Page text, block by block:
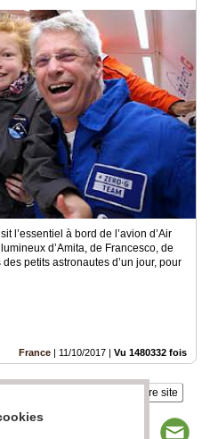
l’essentiel à bord de l’avion d’Air
d’Amita, de Francesco, de
petits astronautes d’un jour, pour
France | 11/10/2017 | Vu 1480332 fois
Insérez sur votre site